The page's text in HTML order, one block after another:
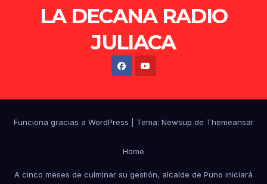
LA DECANA RADIO
JULIACA
Funciona gracias a WordPress Tema: Newsup de Themeansar
Home
A cinco meses de culminar su gestión, alcalde de Puno iniciará